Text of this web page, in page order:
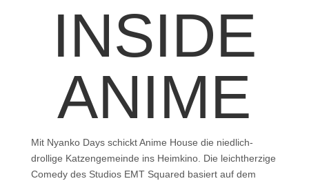
INSIDE
ANIME
Mit Nyanko Days schickt Anime House die niedlich-
drollige Katzengemeinde ins Heimkino. Die leichtherzige
Comedy des Studios EMT Squared basiert auf dem